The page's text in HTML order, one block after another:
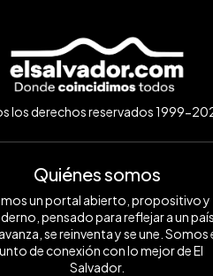
los derechos reservados 1999-
Quiénes somos
un portal abierto, propositivo y
pensado para reflejar a un país
se reinventa y se une. Somos
de conexión con lo mejor de El
Salvador.